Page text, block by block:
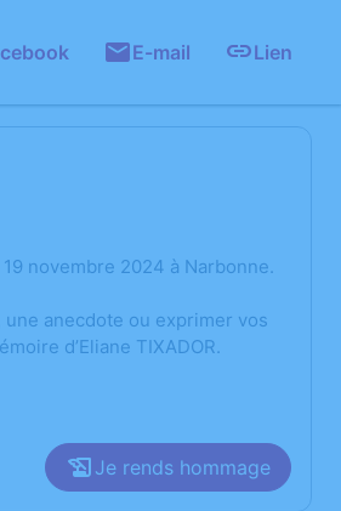
E-mail Lien
novembre 2024 à Narbonne.
anecdote ou exprimer vos
d’Eliane TIXADOR.
Je rends hommage